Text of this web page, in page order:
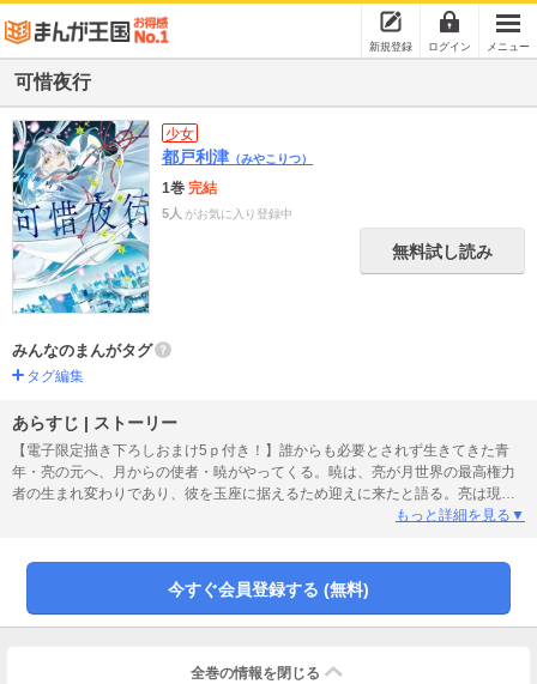
新規登録 ログイン メニュー
可惜夜行
少女
都戸利津 （みやこりつ）
1巻 完結
5人 がお気に入り登録中
無料試し読み
みんなのまんがタグ
タグ編集
あらすじ | ストーリー
【電子限定描き下ろしおまけ5ｐ付き！】誰からも必要とされず生きてきた青
年・亮の元へ、月からの使者・暁がやってくる。暁は、亮が月世界の最高権力
者の生まれ変わりであり、彼を玉座に据えるため迎えに来たと語る。亮は現世
を離れることを喜んで受け入れるが…？月と人をめぐる、優しく切ない現代和
03、花ゆめAi Vol.68に掲載された「可惜夜行 特別編－可惜夜光－」を収録し
もっと詳細を見る▼
今すぐ会員登録する (無料)
全巻の情報を 閉じる